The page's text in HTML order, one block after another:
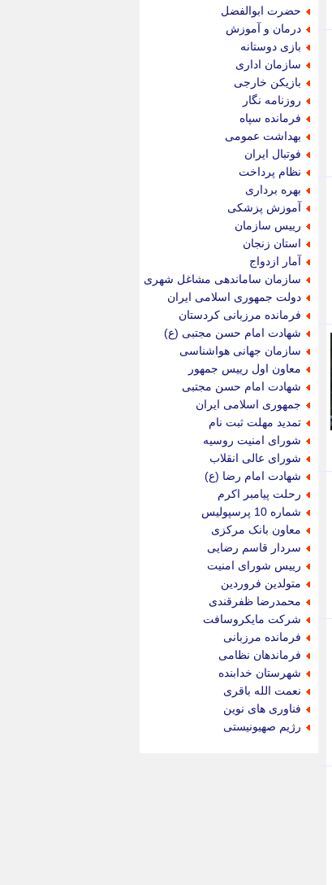
حضرت ابوالفضل
درمان و آموزش
بازی دوستانه
سازمان اداری
بازیکن خارجی
روزنامه نگار
فرمانده سپاه
بهداشت عمومی
فوتبال ایران
نظام پرداخت
بهره برداری
آموزش پزشکی
رییس سازمان
استان زنجان
آمار ازدواج
سازمان ساماندهی مشاغل شهری
دولت جمهوری اسلامی ایران
فرمانده مرزبانی کردستان
شهادت امام حسن مجتبی (ع)
سازمان جهانی هواشناسی
معاون اول رییس جمهور
شهادت امام حسن مجتبی
جمهوری اسلامی ایران
تمدید مهلت ثبت نام
شورای امنیت روسیه
شورای عالی انقلاب
شهادت امام رضا (ع)
رحلت پیامبر اکرم
شماره 10 پرسپولیس
معاون بانک مرکزی
سردار قاسم رضایی
رییس شورای امنیت
متولدین فروردین
محمدرضا ظفرقندی
شرکت مایکروسافت
فرمانده مرزبانی
فرماندهان نظامی
شهرستان خدابنده
نعمت الله باقری
فناوری های نوین
رژیم صهیونیستی